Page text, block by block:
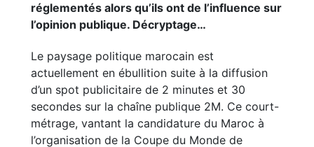
réglementés alors qu’ils ont de l’influence sur
l’opinion publique. Décryptage…
Le paysage politique marocain est
actuellement en ébullition suite à la diffusion
d’un spot publicitaire de 2 minutes et 30
secondes sur la chaîne publique 2M. Ce court-
métrage, vantant la candidature du Maroc à
l’organisation de la Coupe du Monde de